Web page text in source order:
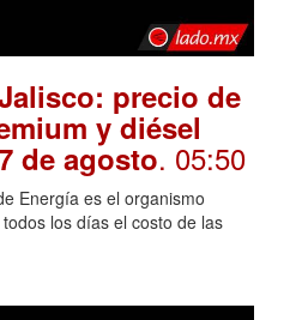
precio de
y diésel
de agosto. 05:50
Energía es el organismo
los días el costo de las